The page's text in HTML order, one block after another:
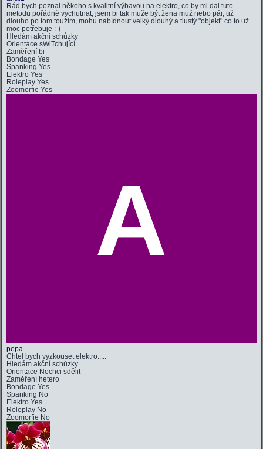
Rád bych poznal někoho s kvalitní výbavou na elektro, co by mi dal tuto
metodu pořádně vychutnat, jsem bi tak muže být žena muž nebo pár, už
dlouho po tom toužím, mohu nabídnout velký dlouhý a tlustý "objekt" co to už
moc potřebuje :-)
Hledám akční schůzky
Orientace sWiTchující
Zaměření bi
Bondage Yes
Spanking Yes
Elektro Yes
Roleplay Yes
Zoomorfie Yes
A
pepa
Chtel bych vyzkouset elektro.....
Hledám akční schůzky
Orientace Nechci sdělit
Zaměření hetero
Bondage Yes
Spanking No
Elektro Yes
Roleplay No
Zoomorfie No